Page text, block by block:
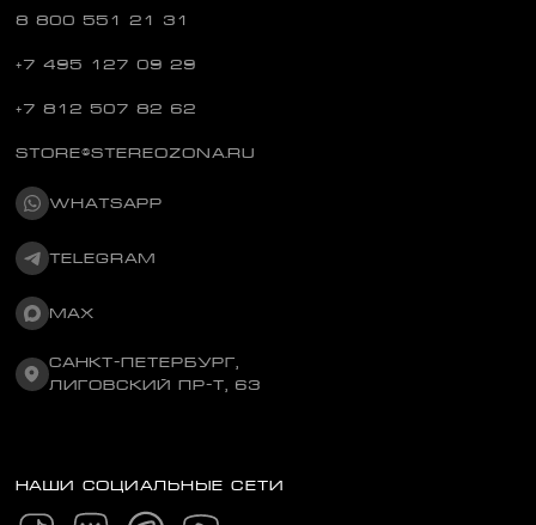
8 800 551 21 31
+7 495 127 09 29
+7 812 507 82 62
STORE@STEREOZONA.RU
WHATSAPP
TELEGRAM
MAX
САНКТ-ПЕТЕРБУРГ,
ЛИГОВСКИЙ ПР-Т, 63
НАШИ СОЦИАЛЬНЫЕ СЕТИ